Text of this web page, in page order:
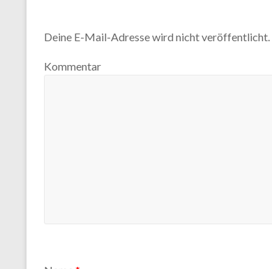
Deine E-Mail-Adresse wird nicht veröffentlicht.
Kommentar